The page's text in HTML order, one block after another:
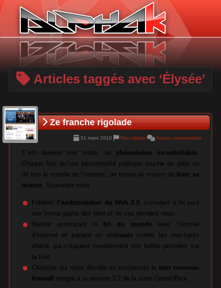
Articles taggés avec ‘Élysée’
Ze franche rigolade
31 mars 2010 Non classé Aucun commentaire
C’est devenu une mode, un phénomène incontrôlable.
Chaque fois qu’une personnalité politique touche de près ou
de loin le monde de l’internet, on trouve le moyen de bien se
marrer. Souvenez-vous :
Frédéric l’ambassadeur du Web 2.0 , cumulant à lui seul
une bonne partie des best-of de ces derniers mois.
Nadine annonçant lafin du monde avec l’arrivée
d’internet et partant en croisade contre les méchants
vilains qui critiquent ouvertement ses belles pensées sur
la toile.
Christine qui nous dévoile en exclusivité le tout nouveau
firewall
intégré à la version 3.2 de la suite OpenOffice.
Panneau de gestion des cookies